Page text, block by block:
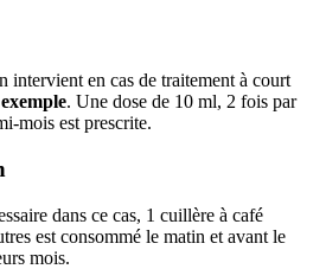
intervient en cas de traitement à court
. Une dose de 10 ml, 2 fois par
mois est prescrite.
dans ce cas, 1 cuillère à café
est consommé le matin et avant le
mois.